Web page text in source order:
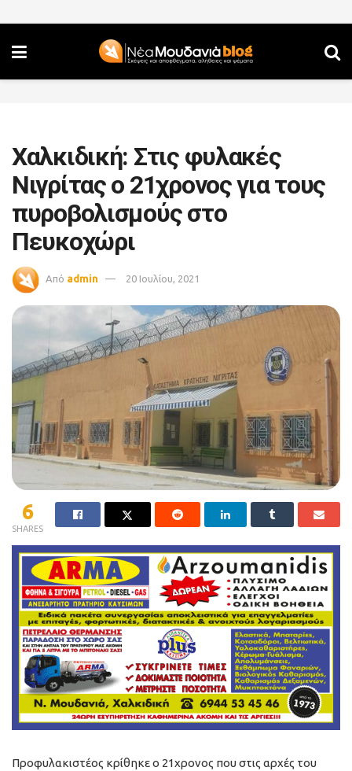
Χαλκιδική: Στις φυλακές
Νιγρίτας ο 21χρονος για τους
πυροβολισμούς στο
Πευκοχώρι
Από admin 20 Ιουλίου, 2021
6
SHARES
Προφυλακιστέος κρίθηκε ο 21χρονος που στις αρχές του